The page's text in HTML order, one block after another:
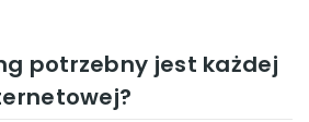
potrzebny jest każdej